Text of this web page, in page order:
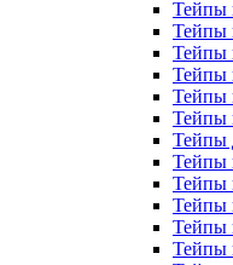
Тейпы
Тейпы
Тейпы
Тейпы
Тейпы
Тейпы
Тейпы
Тейпы
Тейпы
Тейпы
Тейпы
Тейпы